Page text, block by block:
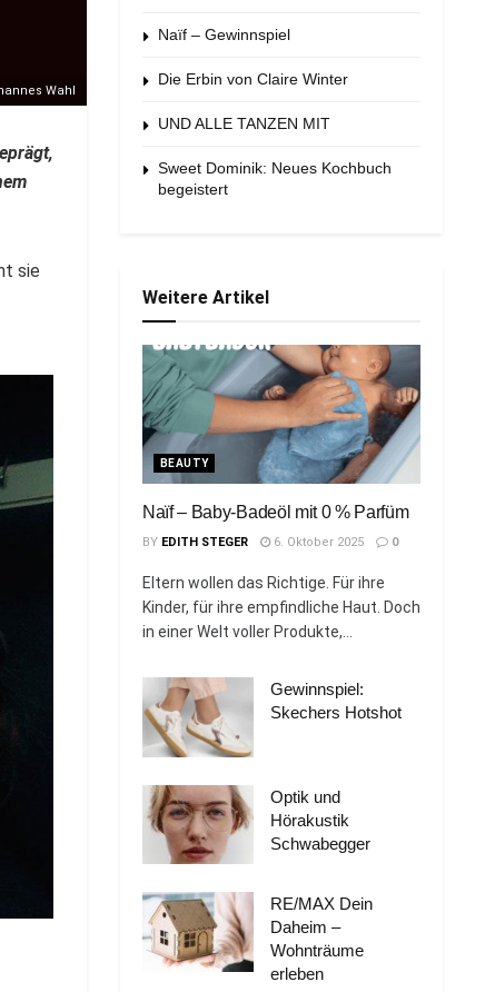
Wahl
sie
Naïf – Gewinnspiel
Die Erbin von Claire Winter
UND ALLE TANZEN MIT
Sweet Dominik: Neues Kochbuch
begeistert
Weitere Artikel
BEAUTY
Naïf – Baby-Badeöl mit 0 % Parfüm
BY EDITH STEGER 6. Oktober 2025 0
Eltern wollen das Richtige. Für ihre
Kinder, für ihre empfindliche Haut. Doch
in einer Welt voller Produkte,...
Gewinnspiel:
Skechers Hotshot
Optik und
Hörakustik
Schwabegger
RE/MAX Dein
Daheim –
Wohnträume
erleben